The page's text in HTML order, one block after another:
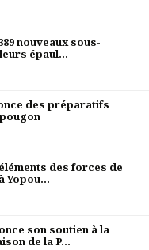
nouveaux sous-
épaul...
des préparatifs
des forces de
Yopou...
son soutien à la
de la P...